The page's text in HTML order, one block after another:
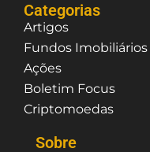
Categorias
Artigos
Fundos Imobiliários
Ações
Boletim Focus
Criptomoedas
Sobre